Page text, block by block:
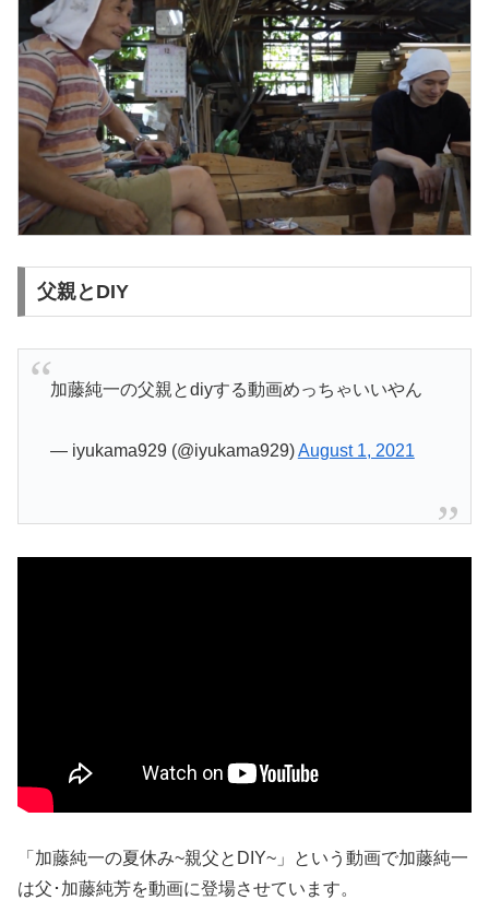
父親とDIY
加藤純一の父親とdiyする動画めっちゃいいやん
— iyukama929 (@iyukama929)August 1, 2021
「加藤純一の夏休み~親父とDIY~」という動画で加藤純一
は父･加藤純芳を動画に登場させています。